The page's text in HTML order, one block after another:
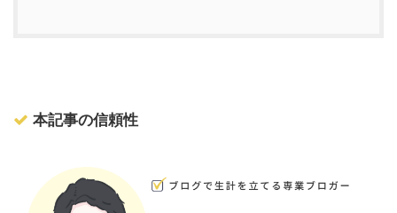
本記事の信頼性